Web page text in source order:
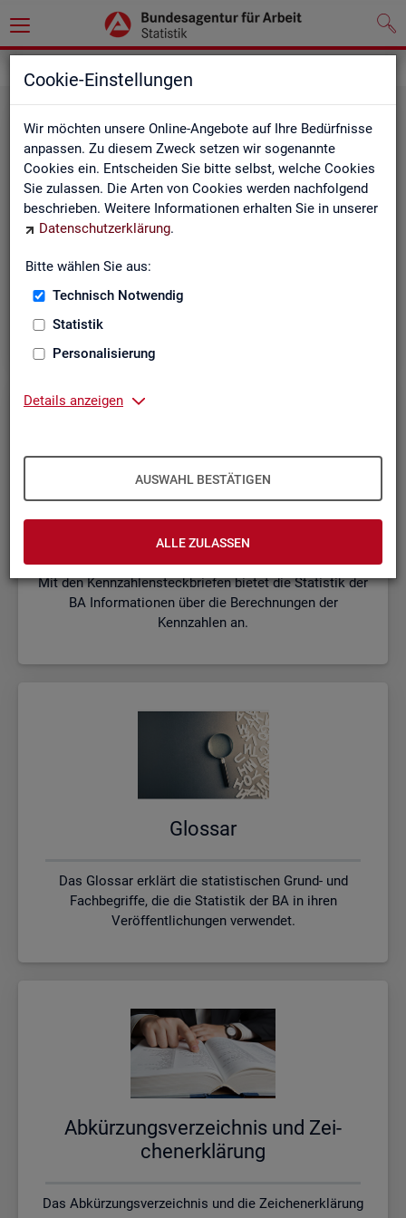
Cookie-Einstellungen
Wir möchten unsere Online-Angebote auf Ihre Bedürfnisse
anpassen. Zu diesem Zweck setzen wir sogenannte
Cookies ein. Entscheiden Sie bitte selbst, welche Cookies
Sie zulassen. Die Arten von Cookies werden nachfolgend
beschrieben. Weitere Informationen erhalten Sie in unserer
Datenschutzerklärung.
Bitte wählen Sie aus:
Technisch Notwendig
Statistik
Personalisierung
Details anzeigen
AUSWAHL BESTÄTIGEN
ALLE ZULASSEN
Die Kurzinformationen geben einen schnellen Überblick
über die Fachstatistiken der Statistik der BA.
Mit den Kennzahlensteckbriefen bietet die Statistik der
BA Informationen über die Berechnungen der
Kennzahlen an.
Glos­sar
Das Glossar erklärt die statistischen Grund- und
Fachbegriffe, die die Statistik der BA in ihren
Veröffentlichungen verwendet.
Ab­kür­zungs­ver­zeich­nis und Zei­
chen­er­klä­rung
Das Abkürzungsverzeichnis und die Zeichenerklärung